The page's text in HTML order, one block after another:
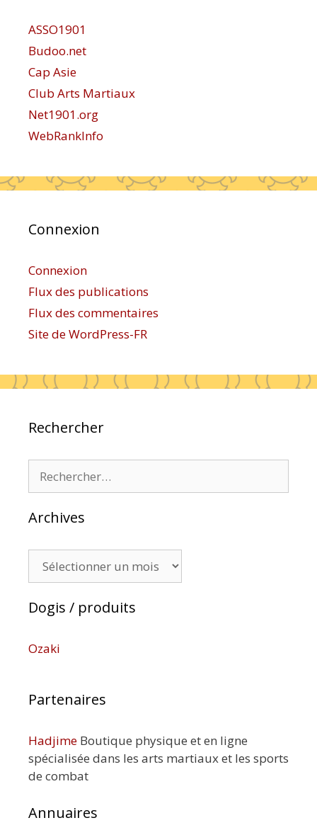
ASSO1901
Budoo.net
Cap Asie
Club Arts Martiaux
Net1901.org
WebRankInfo
Connexion
Connexion
Flux des publications
Flux des commentaires
Site de WordPress-FR
Rechercher
Archives
Dogis / produits
Ozaki
Partenaires
Hadjime Boutique physique et en ligne
spécialisée dans les arts martiaux et les sports
de combat
Annuaires